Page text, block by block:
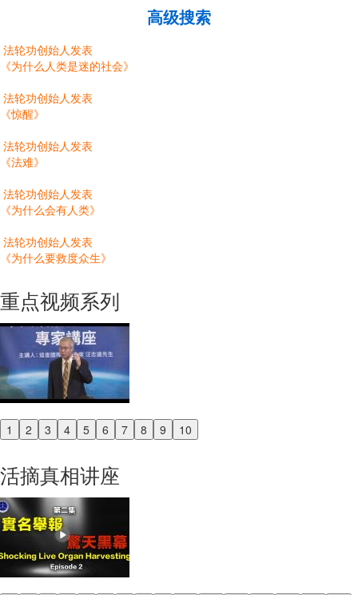
高级搜索
法轮功创始人发表
《为什么人类是迷的社会》
法轮功创始人发表
《惊醒》
法轮功创始人发表
《法难》
法轮功创始人发表
《为什么会有人类》
法轮功创始人发表
《为什么要救度众生》
重点视频系列
1 2 3 4 5 6 7 8 9 10
Previous
活摘真相讲座